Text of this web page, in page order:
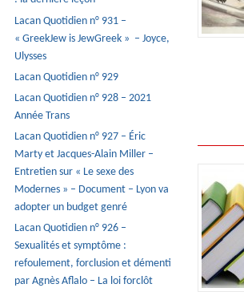
Lacan Quotidien n° 931 –
« GreekJew is JewGreek » – Joyce,
Ulysses
Lacan Quotidien n° 929
Lacan Quotidien n° 928 – 2021
Année Trans
Lacan Quotidien n° 927 – Éric
Marty et Jacques-Alain Miller –
Entretien sur « Le sexe des
Modernes » – Document – Lyon va
adopter un budget genré
Lacan Quotidien n° 926 –
Sexualités et symptôme :
refoulement, forclusion et démenti
par Agnès Aflalo – La loi forclôt